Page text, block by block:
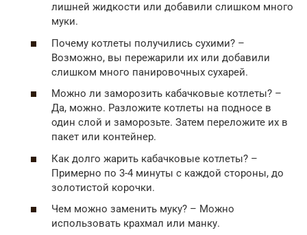
лишней жидкости или добавили слишком много
муки.
Почему котлеты получились сухими? –
Возможно, вы пережарили их или добавили
слишком много панировочных сухарей.
Можно ли заморозить кабачковые котлеты? –
Да, можно. Разложите котлеты на подносе в
один слой и заморозьте. Затем переложите их в
пакет или контейнер.
Как долго жарить кабачковые котлеты? –
Примерно по 3-4 минуты с каждой стороны, до
золотистой корочки.
Чем можно заменить муку? – Можно
использовать крахмал или манку.